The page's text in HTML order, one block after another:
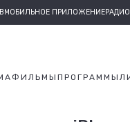
МОБИЛЬНОЕ ПРИЛОЖЕНИЕРАДИО
ФИЛЬМЫ ПРОГРАММЫ